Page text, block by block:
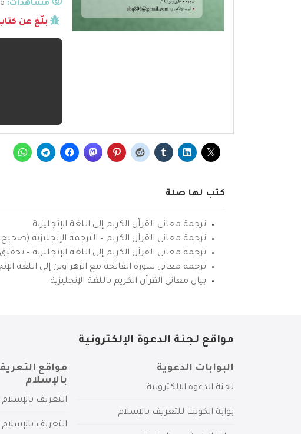
مشاهدات:
بلّغ عن
كتب لها صلة
ترجمة معاني القرآن الكريم إلى اللغة الإنجليزية
ترجمة معاني القرآن الكريم – الترجمة الإنجليزية (صحيح
ترجمة معاني القرآن الكريم إلى اللغة الإنجليزية –
ترجمة معاني سورة الفاتحة مع الزهراوين إلى اللغة
بيان معاني القرآن الكريم باللغة الإنجليزية
مواقع لجنة الدعوة الإلكترونية
البوابات الدعوية
لجنة الدعوة الإلكترونية
بوابة الكويت للتعريف بالإسلام
مواقع
بالإسلام
التعريف
التعريف